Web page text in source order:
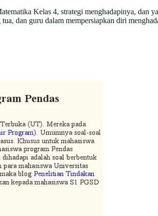
Kelas 4, strategi menghadapinya, dan
dan guru dalam mempersiapkan diri